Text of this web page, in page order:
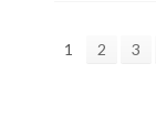
1 2 3